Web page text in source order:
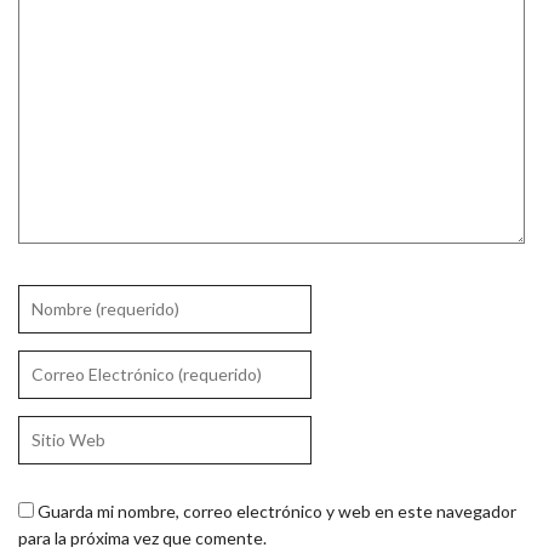
Guarda mi nombre, correo electrónico y web en este navegador
para la próxima vez que comente.